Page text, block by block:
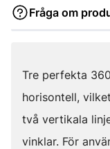
Fråga om
Tre perfekta
horisontell,
två vertikala
vinklar. För